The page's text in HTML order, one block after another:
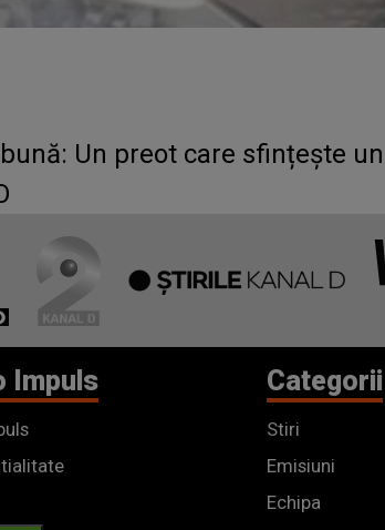
Un preot care sfințește
Impuls Categorii
Stiri
Emisiuni
Echipa